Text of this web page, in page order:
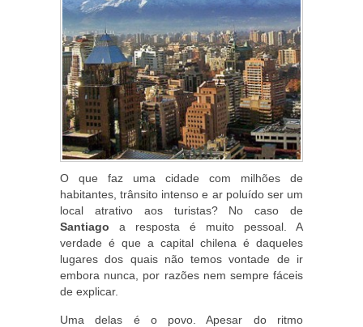
O que faz uma cidade com milhões de
habitantes, trânsito intenso e ar poluído ser um
local atrativo aos turistas? No caso de
Santiago a resposta é muito pessoal. A
verdade é que a capital chilena é daqueles
lugares dos quais não temos vontade de ir
embora nunca, por razões nem sempre fáceis
de explicar.
Uma delas é o povo. Apesar do ritmo